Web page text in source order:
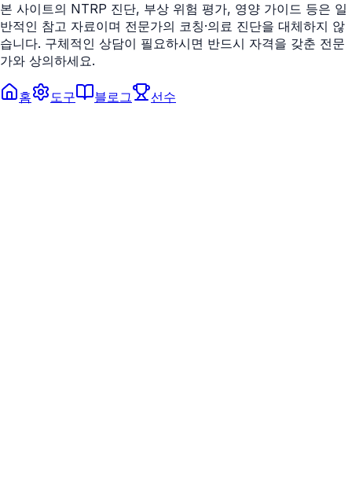
본 사이트의 NTRP 진단, 부상 위험 평가, 영양 가이드 등은 일
반적인 참고 자료이며 전문가의 코칭·의료 진단을 대체하지 않
습니다. 구체적인 상담이 필요하시면 반드시 자격을 갖춘 전문
가와 상의하세요.
홈 도구 블로그 선수